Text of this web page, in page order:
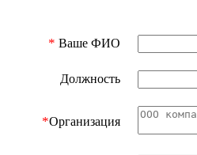
* Ваше ФИО
Должность
*Организация